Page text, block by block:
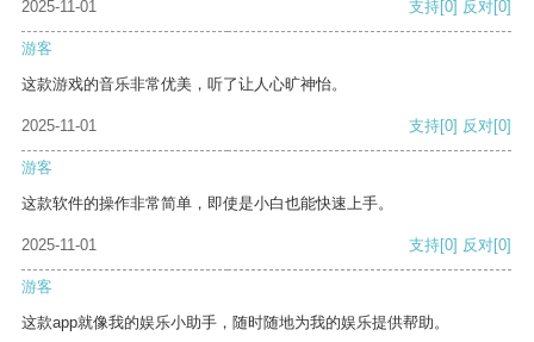
2025-11-01 支持[0] 反对[0]
游客
这款游戏的音乐非常优美，听了让人心旷神怡。
2025-11-01 支持[0] 反对[0]
游客
这款软件的操作非常简单，即使是小白也能快速上手。
2025-11-01 支持[0] 反对[0]
游客
这款app就像我的娱乐小助手，随时随地为我的娱乐提供帮助。